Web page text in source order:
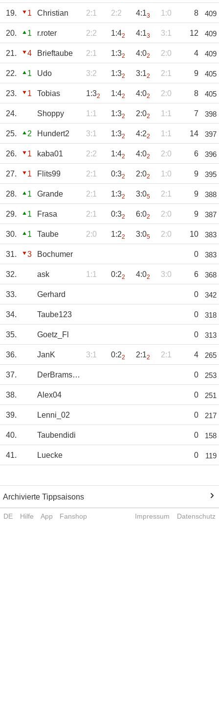
19. 1 Christian 2:1 2:2 4:13 1:0 8 409
20. 1 r.roter 2:2 1:42 4:13 3:1 12 409
21. 4 Brieftaube 2:1 1:32 4:02 2:0 4 409
22. 1 Udo 3:2 1:32 3:12 2:1 9 405
23. 1 Tobias 1:32 1:42 4:02 2:0 8 405
24. Shoppy 1:1 1:32 2:02 1:1 7 398
25. 2 Hundert2 3:1 1:32 4:22 1:1 14 397
26. 1 kaba01 2:2 1:42 4:02 2:0 6 396
27. 1 Flits99 2:1 0:32 2:02 1:0 9 395
28. 1 Grande 2:1 1:32 3:05 2:1 9 388
29. 1 Frasa 2:1 0:32 6:02 2:0 9 387
30. 1 Taube 2:0 1:22 3:05 2:0 10 383
31. 3 Bochumer 0 383
32. ask 1:1 0:22 4:02 3:0 6 368
33. Gerhard 0 342
34. Taube123 0 318
35. Goetz_Fl 0 313
36. JanK 3:1 0:22 2:12 2:1 4 265
37. DerBramscher 0 253
38. Alex04 0 251
39. Lenni_02 0 217
40. Taubendidi 0 158
41. Luecke 0 119
Archivierte Tippsaisons
DE Hilfe App Fanshop Impressum Datenschutz